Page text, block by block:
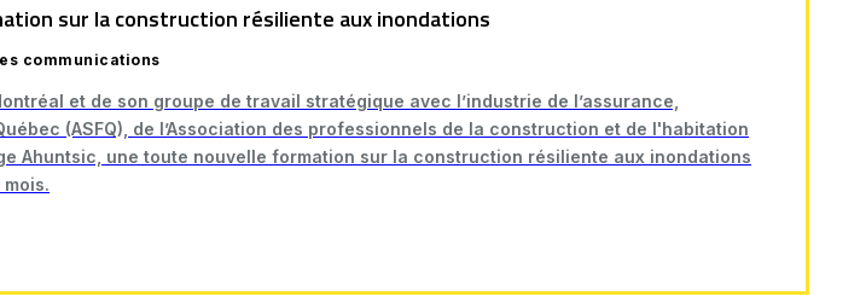
sur la construction résiliente aux inondations
communications
et de son groupe de travail stratégique avec l’industrie de l’assurance,
(ASFQ), de l’Association des professionnels de la construction et de l'habitation
Ahuntsic, une toute nouvelle formation sur la construction résiliente aux inondations